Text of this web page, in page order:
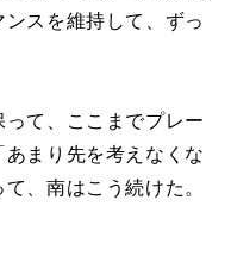
スを維持して、ずっ
て、ここまでプレー
まり先を考えなくな
、南はこう続けた。